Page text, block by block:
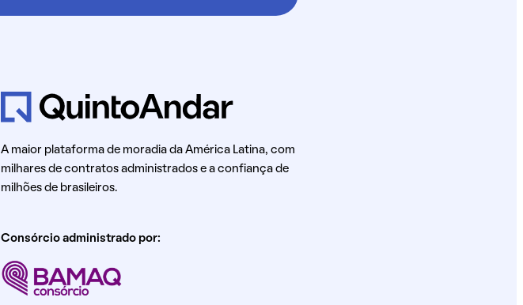
A maior plataforma de moradia da América Latina, com
milhares de contratos administrados e a confiança de
milhões de brasileiros.
Consórcio administrado por: